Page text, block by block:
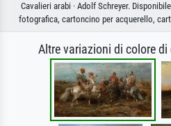
Cavalieri arabi · Adolf Schreyer.
fotografica, cartoncino per acquerello,
Altre variazioni di colore